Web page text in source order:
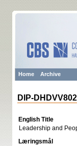
Home Archive
DIP-
English Title
Leadership and
Læringsmål